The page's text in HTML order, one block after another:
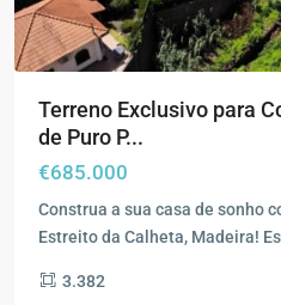
Terreno Exclusivo para
de Puro P...
€685.000
Construa a sua casa de sonho
Estreito da Calheta, Madeira!
3.382